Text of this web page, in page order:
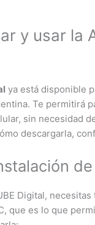
y usar la
ya está disponible
Te permitirá
sin necesidad
descargarla,
Digital,
que es lo que